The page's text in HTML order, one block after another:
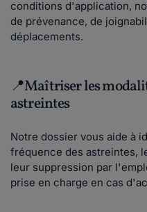
conditions d'application,
de prévenance, de
déplacements.
📍Maîtriser les
astreintes
Notre dossier vous aide à
fréquence des astreintes,
leur suppression par
prise en charge en cas